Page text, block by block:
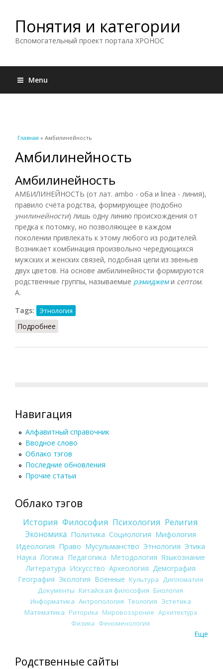
Понятия и категории
Вспомогательный проект портала ХРОНОС
Menu
Вы здесь
Главная » Амбилинейность
Амбилинейность
Амбилинейность
АМБИЛИНЕЙНОСТЬ (от лат. ambo - оба и linea - линия),
правило счёта родства, формирующее (подобно
унилинейности) лишь одну линию происхождения от
предка к потомку, но позволяющее в каждом
поколении привлекать к этому любого из родителей.
Возникает комбинация произвольно чередующихся
мужских и женских связей, подобная цепи из звеньев
двух цветов. На основе амбилинейности формируются
родственные группы, называемые рэмиджеми септом.
А.
Tags:
Этнология
Подробнее
Навигация
Алфавитный справочник
Вводное слово
Облако тэгов
Последние обновления
Прочие статьи
Облако тэгов
История Философия Психология Религия
Экономика Политика Социология Мифология
Идеология Право Мусульманство Этнология Этика
Наука Логика Педагогика Методология Языкознание
Литература Искусство Археология Демография
География Экология Военные Культура
Дипломатия
Документы Китайская философия Биология
Информатика Антропология Теология Эстетика
Математика Риторика Мировоззрение Архитектура
Физика Феноменология
Еще
Родственные сайты